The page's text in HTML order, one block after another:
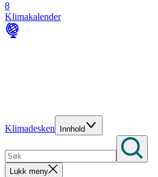
8
Klimakalender
Klimadesken Innhold
Lukk meny